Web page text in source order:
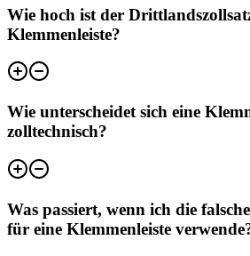
Wie hoch ist der
Klemmenleiste?
Wie unterscheidet sich eine
zolltechnisch?
Was passiert, wenn ich die
für eine Klemmenleiste